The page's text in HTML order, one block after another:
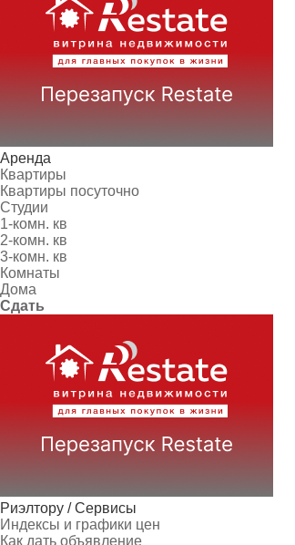
Аренда
Квартиры
Квартиры посуточно
Студии
1-комн. кв
2-комн. кв
3-комн. кв
Комнаты
Дома
Сдать
Риэлтору / Сервисы
Индексы и графики цен
Как дать объявление